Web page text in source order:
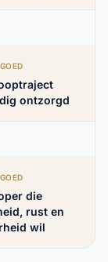
ontzorgd
die
rust en
wil